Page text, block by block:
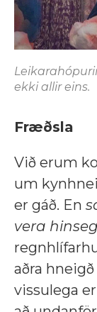
ekki allir eins.
Fræðsla
Við erum
um
er gáð. En
vera
aðra
vissulega